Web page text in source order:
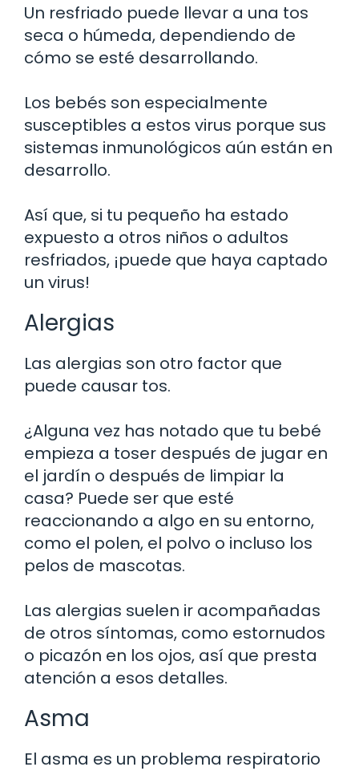
Un resfriado puede llevar a una tos
seca o húmeda, dependiendo de
cómo se esté desarrollando.
Los bebés son especialmente
susceptibles a estos virus porque sus
sistemas inmunológicos aún están en
desarrollo.
Así que, si tu pequeño ha estado
expuesto a otros niños o adultos
resfriados, ¡puede que haya captado
un virus!
Alergias
Las alergias son otro factor que
puede causar tos.
¿Alguna vez has notado que tu bebé
empieza a toser después de jugar en
el jardín o después de limpiar la
casa? Puede ser que esté
reaccionando a algo en su entorno,
como el polen, el polvo o incluso los
pelos de mascotas.
Las alergias suelen ir acompañadas
de otros síntomas, como estornudos
o picazón en los ojos, así que presta
atención a esos detalles.
Asma
El asma es un problema respiratorio